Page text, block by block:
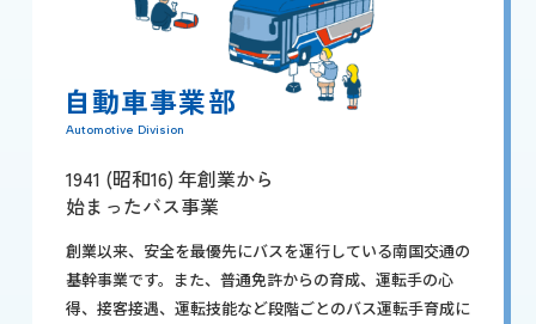
自動車事業部
Automotive Division
1941 (昭和16) 年創業から
始まったバス事業
創業以来、安全を最優先にバスを運行している南国交通の
基幹事業です。また、普通免許からの育成、運転手の心
得、接客接遇、運転技能など段階ごとのバス運転手育成に